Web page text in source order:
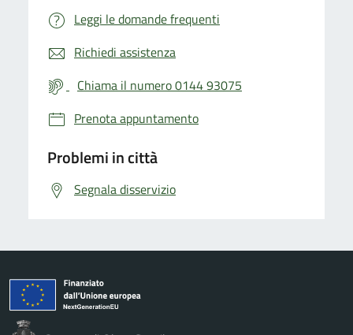
Leggi le domande frequenti
Richiedi assistenza
Chiama il numero 0144 93075
Prenota appuntamento
Problemi in città
Segnala disservizio